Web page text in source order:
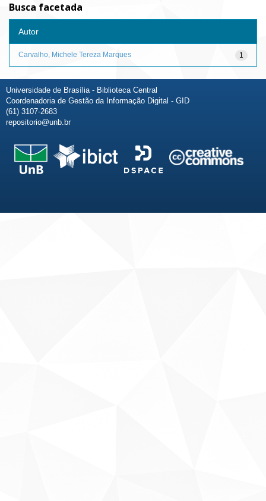
Busca facetada
Autor
1
Carvalho, Michele Tereza Marques
Universidade de Brasília - Biblioteca Central
Coordenadoria de Gestão da Informação Digital - GID
(61) 3107-2683
repositorio@unb.br